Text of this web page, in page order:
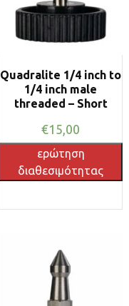
Quadralite 1/4 inch to
1/4 inch male
threaded – Short
€15,00
ερώτηση
διαθεσιμότητας